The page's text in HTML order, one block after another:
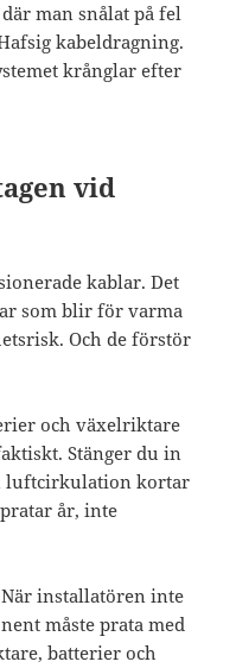
man snålat på fel
kabeldragning.
krånglar efter
vid
kablar. Det
som blir för varma
Och de förstör
och växelriktare
Stänger du in
luftcirkulation kortar
år, inte
installatören inte
måste prata med
batterier och